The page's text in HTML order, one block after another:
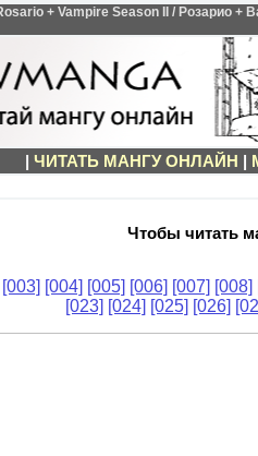
+ Vampire Season II / Розарио +
| ЧИТАТЬ МАНГУ ОНЛАЙН |
Чтобы читать
[003] [004] [005] [006] [007] [008]
[023] [024] [025] [026]